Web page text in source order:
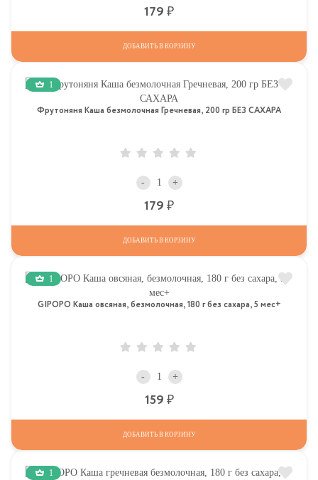
179
ДОБАВИТЬ В КОРЗИНУ
1
Фрутоняня Каша безмолочная Гречневая, 200 гр БЕЗ САХАРА
- +
179
ДОБАВИТЬ В КОРЗИНУ
1
GIPOPO Каша овсяная, безмолочная, 180 г без сахара, 5 мес+
- +
159
ДОБАВИТЬ В КОРЗИНУ
1